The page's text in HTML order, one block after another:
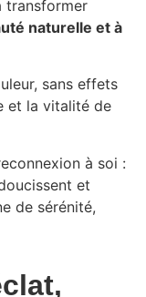
transformer
naturelle et à
sans effets
et la vitalité de
à soi :
et
de sérénité,